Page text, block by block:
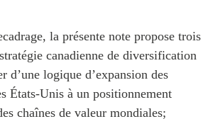
la présente note propose trois
canadienne de diversification
d’une logique d’expansion des
États-Unis à un positionnement
chaînes de valeur mondiales;